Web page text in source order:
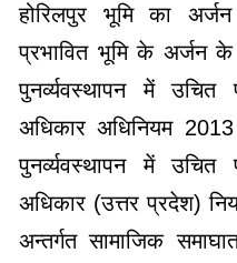
होरिलपुर भूमि का
प्रभावित भूमि के अर्जन के
पुनर्व्यवस्थापन में उचित
अधिकार अधिनियम
पुनर्व्यवस्थापन में उचित
अधिकार (उत्तर प्रदेश)
अन्तर्गत सामाजिक